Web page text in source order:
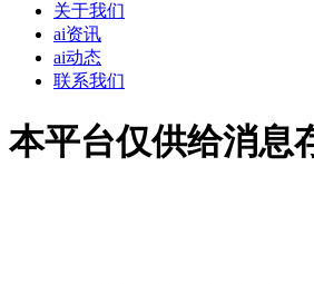
关于我们
ai资讯
ai动态
联系我们
本平台仅供给消息